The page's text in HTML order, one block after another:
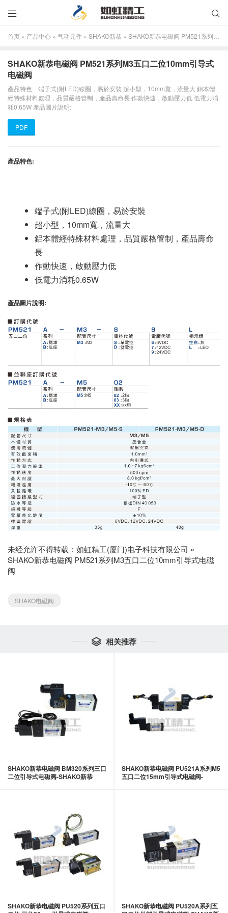


首页 » 产品中心 » 气动元件 » SHAKO新恭 » SHAKO新恭电磁阀 PM521系列M3五口二位10mm引导式电磁阀
SHAKO新恭电磁阀 PM521系列M3五口二位10mm引导式
电磁阀
產品特色: 端子式(附LED)線圈，易於安裝 超小型，10mm寬，流量大 鋁本體
經特殊材料處理，品質嚴格管制，產品壽命長 作動快速，啟動壓力低 低電力消
耗0.65W 產品圖片說明:
PDF
產品特色:
端子式(附LED)線圈，易於安裝
超小型，10mm寬，流量大
鋁本體經特殊材料處理，品質嚴格管制，產品壽命
長
作動快速，啟動壓力低
低電力消耗0.65W
產品圖片說明:
未经允许不得转载： 如虹精工(厦门)电子科技有限公司 »
SHAKO新恭电磁阀 PM521系列M3五口二位10mm引导式电磁
阀
SHAKO电磁阀
 相关推荐
SHAKO新恭电磁阀 BM320系列三口
二位引导式电磁阀-SHAKO新恭
SHAKO新恭电磁阀 PU521A系列M5
五口二位15mm引导式电磁阀-
SHAKO新恭电磁阀 PU520系列五口
SHAKO新恭电磁阀 PU520A系列五